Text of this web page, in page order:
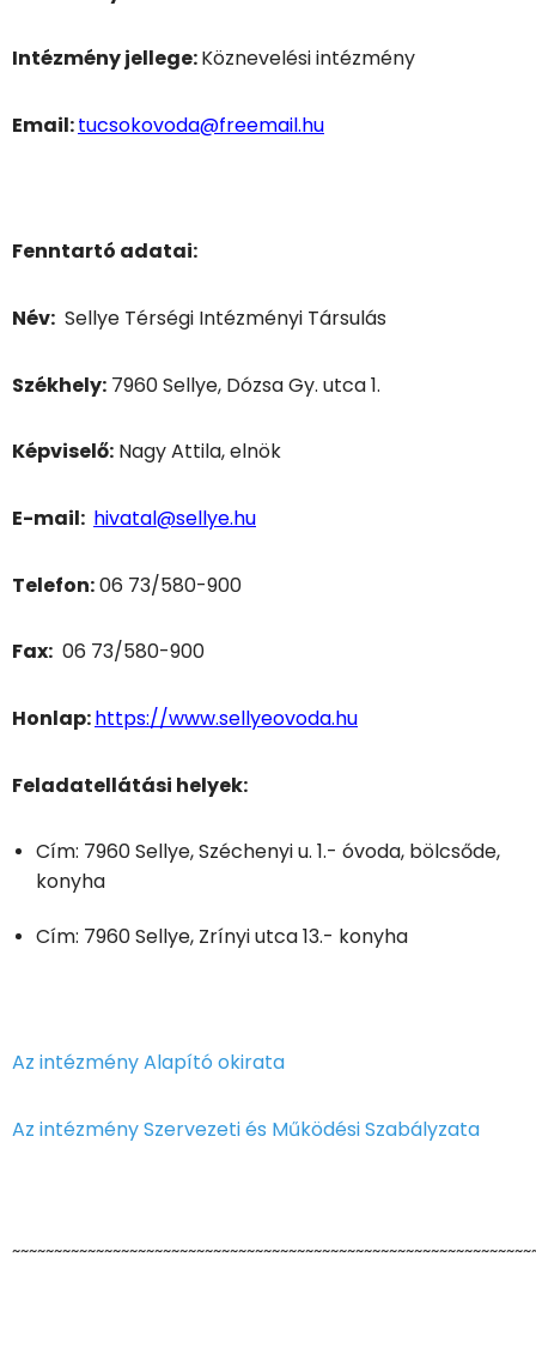
Intézmény jellege:Köznevelési intézmény
Email:tucsokovoda@freemail.hu
Fenntartó adatai:
Név: Sellye Térségi Intézményi Társulás
Székhely: 7960 Sellye, Dózsa Gy. utca 1.
Képviselő: Nagy Attila, elnök
E-mail: hivatal@sellye.hu
Telefon:06 73/580-900
Fax: 06 73/580-900
Honlap:https://www.sellyeovoda.hu
Feladatellátási helyek:
Cím: 7960 Sellye, Széchenyi u. 1.- óvoda, bölcsőde,
konyha
Cím: 7960 Sellye, Zrínyi utca 13.- konyha
Az intézmény Alapító okirata
Az intézmény Szervezeti és Működési Szabályzata